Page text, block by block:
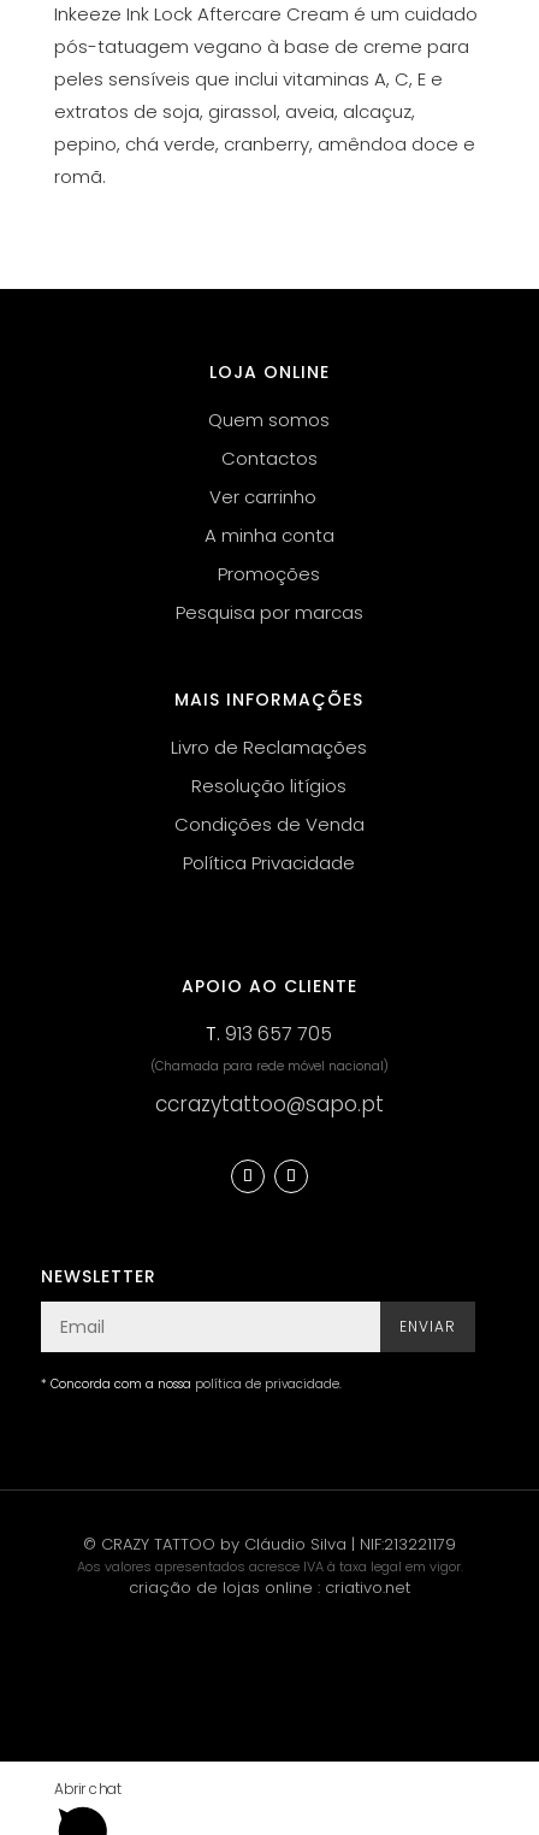
Inkeeze Ink Lock Aftercare Cream é um cuidado
pós-tatuagem vegano à base de creme para
peles sensíveis que inclui vitaminas A, C, E e
extratos de soja, girassol, aveia, alcaçuz,
pepino, chá verde, cranberry, amêndoa doce e
romã.
LOJA ONLINE
Quem somos
Contactos
Ver carrinho
A minha conta
Promoções
Pesquisa por marcas
MAIS INFORMAÇÕES
Livro de Reclamações
Resolução litígios
Condições de Venda
Política Privacidade
APOIO AO CLIENTE
T.913 657 705
(Chamada para rede móvel nacional)
ccrazytattoo@sapo.pt
NEWSLETTER
ENVIAR
* Concorda com a nossa política de privacidade.
© CRAZY TATTOO by Cláudio Silva | NIF:213221179
Aos valores apresentados acresce IVA à taxa legal em vigor.
criação de lojas online : criativo.net
Abrir chat